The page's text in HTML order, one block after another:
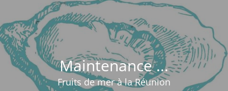
Maintenance ...
Fruits de mer à la Réunion